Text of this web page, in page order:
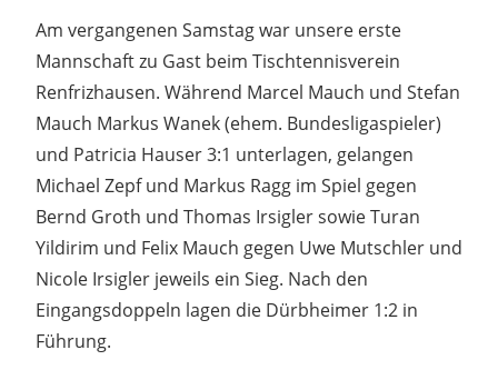
Am vergangenen Samstag war unsere erste
Mannschaft zu Gast beim Tischtennisverein
Renfrizhausen. Während Marcel Mauch und Stefan
Mauch Markus Wanek (ehem. Bundesligaspieler)
und Patricia Hauser 3:1 unterlagen, gelangen
Michael Zepf und Markus Ragg im Spiel gegen
Bernd Groth und Thomas Irsigler sowie Turan
Yildirim und Felix Mauch gegen Uwe Mutschler und
Nicole Irsigler jeweils ein Sieg. Nach den
Eingangsdoppeln lagen die Dürbheimer 1:2 in
Führung.